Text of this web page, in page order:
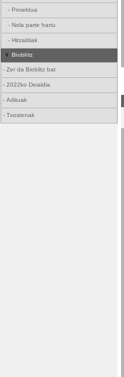
- Proiektua
- Nola parte hartu
- Hitzaldiak
Bioblitz
- Zer da Bioblitz bat
- 2022ko Deialdia
- Adituak
- Txostenak